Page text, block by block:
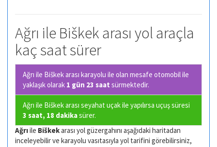
Ağrı ile Biškek arası yol araçla
kaç saat sürer
Ağrı ile Biškek arası karayolu ile olan mesafe otomobil ile
yaklaşık olarak 1 gün 23 saat sürmektedir.
Ağrı ile Biškek arası seyahat uçak ile yapılırsa uçuş süresi
3 saat, 18 dakikasürer.
Ağrıile Biškekarası yol güzergahını aşağıdaki haritadan
inceleyebilir ve karayolu vasıtasıyla yol tarifini görebilirsiniz,